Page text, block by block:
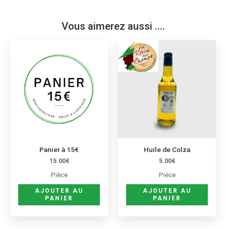
Vous aimerez aussi ....
Panier à 15€
15.00€
Pièce
AJOUTER AU
PANIER
Huile de Colza
5.00€
Pièce
AJOUTER AU
PANIER